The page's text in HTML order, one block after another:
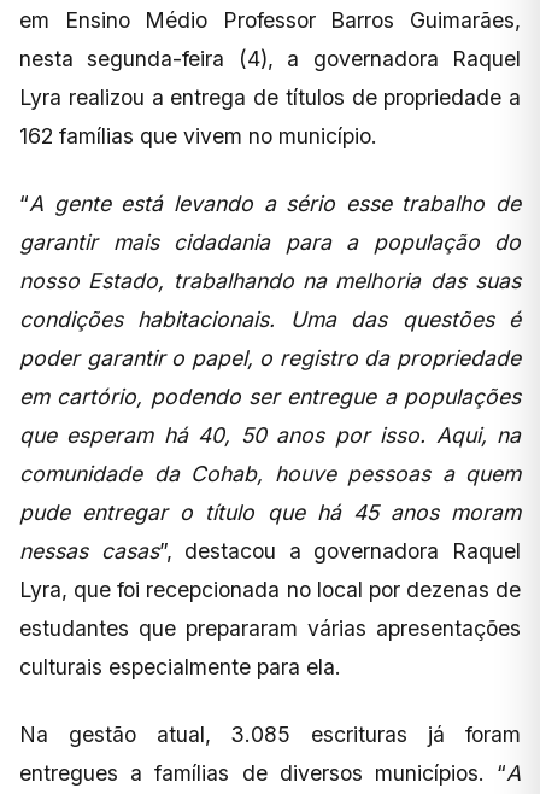
em Ensino Médio Professor Barros Guimarães,
nesta segunda-feira (4), a governadora Raquel
Lyra realizou a entrega de títulos de propriedade a
162 famílias que vivem no município.
“A gente está levando a sério esse trabalho de
garantir mais cidadania para a população do
nosso Estado, trabalhando na melhoria das suas
condições habitacionais. Uma das questões é
poder garantir o papel, o registro da propriedade
em cartório, podendo ser entregue a populações
que esperam há 40, 50 anos por isso. Aqui, na
comunidade da Cohab, houve pessoas a quem
pude entregar o título que há 45 anos moram
nessas casas”, destacou a governadora Raquel
Lyra, que foi recepcionada no local por dezenas de
estudantes que prepararam várias apresentações
culturais especialmente para ela.
Na gestão atual, 3.085 escrituras já foram
entregues a famílias de diversos municípios. “A